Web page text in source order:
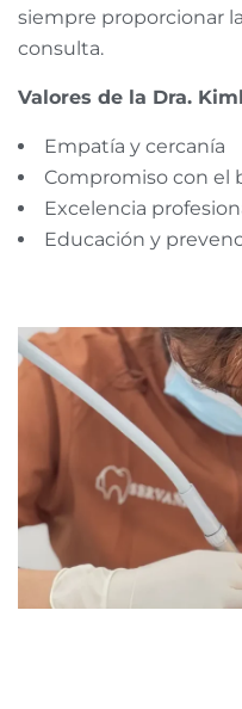
siempre proporcionar
consulta.
Valores de la Dra.
Empatía y cercanía
Compromiso con el
Excelencia
Educación y